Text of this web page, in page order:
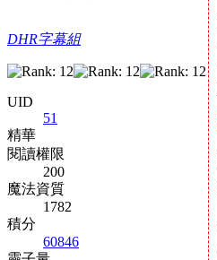
DHR字幕組
UID
51
精華
閱讀權限
200
魔法資質
1782
積分
60846